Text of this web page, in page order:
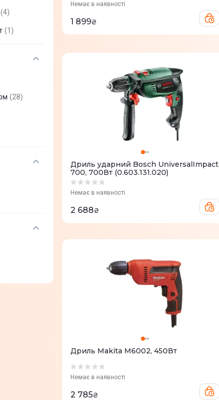
(4)
(1 )
(28)
Немає в наявності
1 899₴
Дриль ударний Bosch UniversalImpact
700, 700Вт (0.603.131.020)
Немає в наявності
2 688₴
Дриль Makita M6002, 450Вт
Немає в наявності
2 785₴